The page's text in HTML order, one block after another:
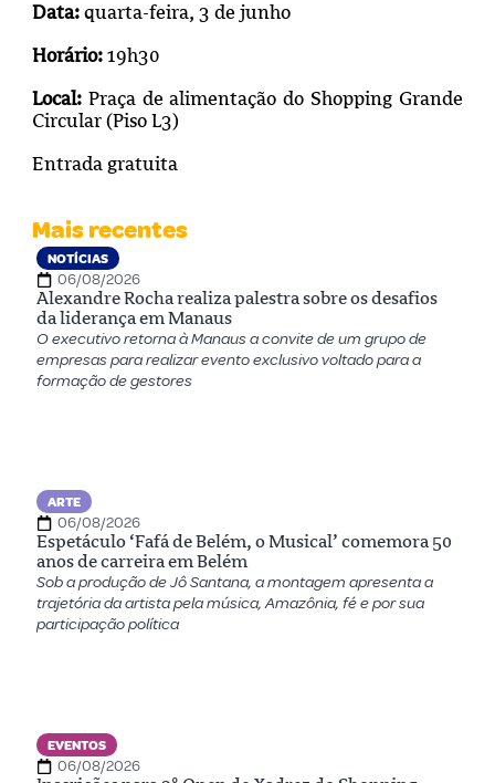
Data: quarta-feira, 3 de junho
Horário: 19h30
Local:Praça de alimentação do Shopping Grande
Circular (Piso L3)
Entrada gratuita
Mais recentes
NOTÍCIAS
06/08/2026
Alexandre Rocha realiza palestra sobre os desafios
da liderança em Manaus
O executivo retorna à Manaus a convite de um grupo de
empresas para realizar evento exclusivo voltado para a
formação de gestores
ARTE
06/08/2026
Espetáculo ‘Fafá de Belém, o Musical’ comemora 50
anos de carreira em Belém
Sob a produção de Jô Santana, a montagem apresenta a
trajetória da artista pela música, Amazônia, fé e por sua
participação política
EVENTOS
06/08/2026